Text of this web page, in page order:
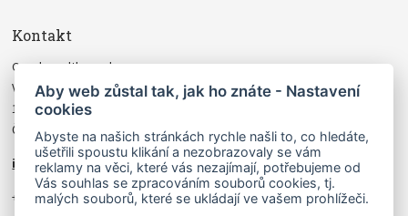
Kontakt
Czechwealth, spol. s r.o.
Višňová 4
140 00 Praha 4
Česká Republika
info@czechwealth.cz
+420 226 804 571 (9–12 hod.)
Aby web zůstal tak, jak ho znáte - Nastavení
cookies
Abyste na našich stránkách rychle našli to, co hledáte,
ušetřili spoustu klikání a nezobrazovaly se vám
reklamy na věci, které vás nezajímají, potřebujeme od
Vás souhlas se zpracováním souborů cookies, tj.
malých souborů, které se ukládají ve vašem prohlížeči.